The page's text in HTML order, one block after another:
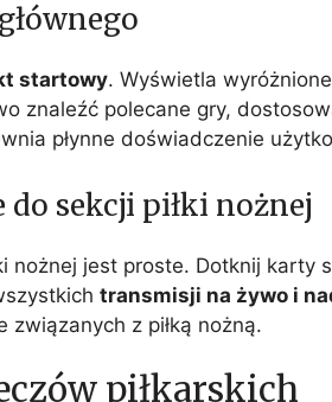
startowy. Wyświetla
znaleźć polecane gry,
płynne doświadczenie
do sekcji piłki nożnej
nożnej jest proste. Dotknij karty
transmisji na żywo i
związanych z piłką nożną.
piłkarskich